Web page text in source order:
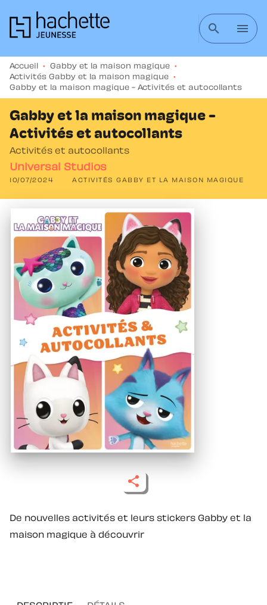
MENU RECHERCHE CONTENU
search menu
Accueil • Gabby et la maison magique
•
Activités Gabby et la maison magique
•
Gabby et la maison magique - Activités et autocollants
Gabby et la maison magique -
Activités et autocollants
Activités et autocollants
Universal Studios
10/07/2024 ACTIVITÉS GABBY ET LA MAISON MAGIQUE
De nouvelles activités et leurs stickers Gabby et la
maison magique à découvrir